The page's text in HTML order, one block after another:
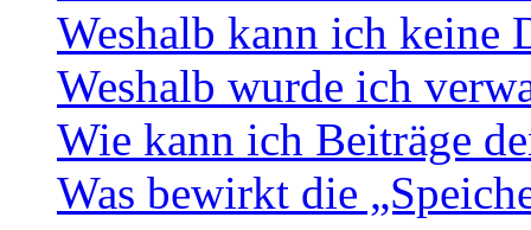
Weshalb kann ich keine
Weshalb wurde ich
Wie kann ich Beiträge
Was bewirkt die